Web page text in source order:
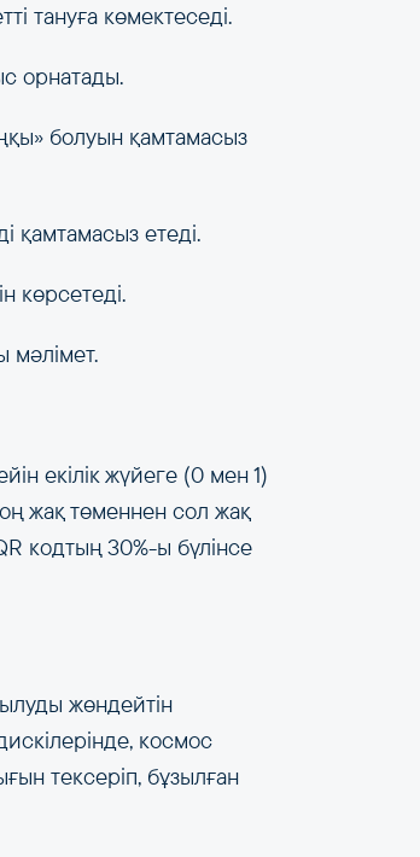
тануға көмектеседі.
орнатады.
болуын қамтамасыз
қамтамасыз етеді.
көрсетеді.
мәлімет.
екілік жүйеге (0 мен 1)
жақ төменнен сол жақ
кодтың 30%-ы бүлінсе
жөндейтін
космос
тексеріп, бұзылған